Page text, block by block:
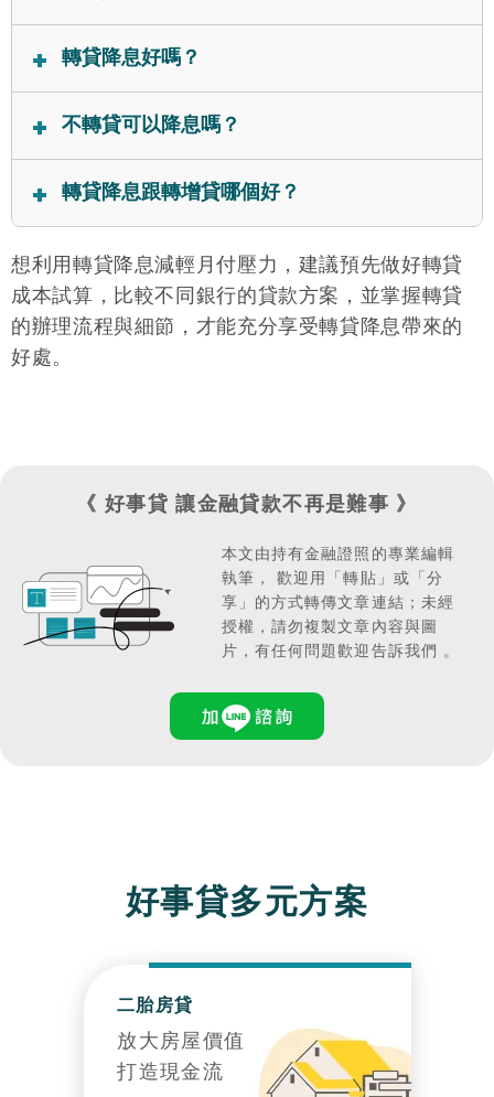
目前銀行的信用貸款及房屋貸款，都有提供轉貸降息
轉貸降息好嗎？
視情況，申請轉貸降息前，記得要先試算看看，降低
差到很多，那就推薦你辦轉貸降息。
不轉貸可以降息嗎？
有機會，申請轉貸前，可以先跟原銀行諮詢是否可調
有價證券），有不小的機會能爭取到更好的利率條
件，實現「原貸降息」。
轉貸降息跟轉增貸哪個好？
視你的需求而定。申請轉貸降息主要希望可以「降利
率或降月付金」減輕貸款負擔，辦理轉增貸則是為了
「獲取額外資金」，能否爭取到優惠利率是其次；不
過兩者於申辦時，皆須考量「貸款搬家」會產生的時
間、金錢成本，才能將轉貸的效益最大化。
想利用轉貸降息減輕月付壓力，建議預先做好轉貸
成本試算，比較不同銀行的貸款方案，並掌握轉貸
的辦理流程與細節，才能充分享受轉貸降息帶來的
好處。
《 好事貸 讓金融貸款不再是難事 》
本文由持有金融證照的專業編輯
執筆，
歡迎用「轉貼」或「分
享」的方式轉傳文章連結； 未經
授權，請勿複製文章內容與圖
片，有任何問題歡迎告訴我們 。
好事貸多元方案
二胎房貸
放大房屋價值
打造現金流